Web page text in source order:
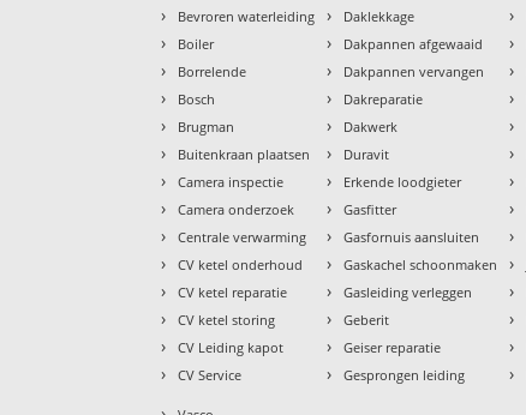
› Bevroren waterleiding
› Boiler
› Borrelende
› Bosch
› Brugman
› Buitenkraan plaatsen
› Camera inspectie
› Camera onderzoek
› Centrale verwarming
› CV ketel onderhoud
› CV ketel reparatie
› CV ketel storing
› CV Leiding kapot
› CV Service
› Daklekkage
› Dakpannen afgewaaid
› Dakpannen vervangen
› Dakreparatie
› Dakwerk
› Duravit
› Erkende loodgieter
› Gasfitter
› Gasfornuis aansluiten
› Gaskachel schoonmaken
› Gasleiding verleggen
› Geberit
› Geiser reparatie
› Gesprongen leiding
›
›
›
›
›
›
›
›
›
›
›
›
›
›